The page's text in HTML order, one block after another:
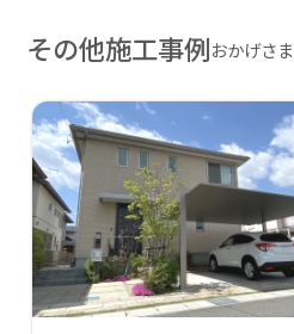
その他施工事例おかげさ